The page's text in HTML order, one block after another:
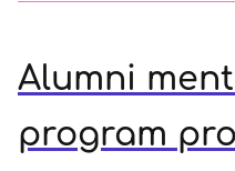
Alumni
program